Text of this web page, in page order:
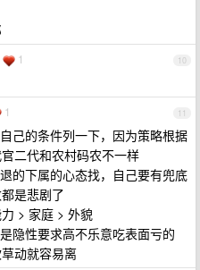
10
1
11
1
己的条件列一下，因为策略根据
二代和农村码农不一样
的下属的心态找，自己要有兜底
是悲剧了
> 家庭 > 外貌
隐性要求高不乐意吃表面亏的
动就容易离